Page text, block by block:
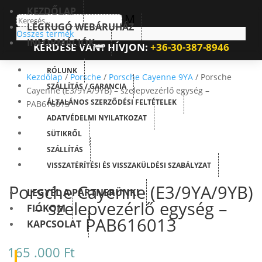
M
Összes termék
KÉRDÉSE VAN? HÍVJON: +36-30-387-8946
KEZDŐLAP
LÉGRUGÓ WEBÁRUHÁZ
INFORMÁCIÓK
RÓLUNK
SZÁLLÍTÁS / GARANCIA
ÁLTALÁNOS SZERZŐDÉSI FELTÉTELEK
ADATVÉDELMI NYILATKOZAT
SÜTIKRŐL
SZÁLLÍTÁS
VISSZATÉRÍTÉSI ÉS VISSZAKÜLDÉSI SZABÁLYZAT
LEGYÉL A PARTNERÜNK!
FIÓKOM
KAPCSOLAT
Kezdőlap/Porsche / Porsche Cayenne 9YA/ Porsche
Cayenne (E3/9YA/9YB) – szelepvezérlő egység –
PAB616013
Porsche Cayenne (E3/9YA/9YB)
– szelepvezérlő egység –
PAB616013
165 .000 Ft